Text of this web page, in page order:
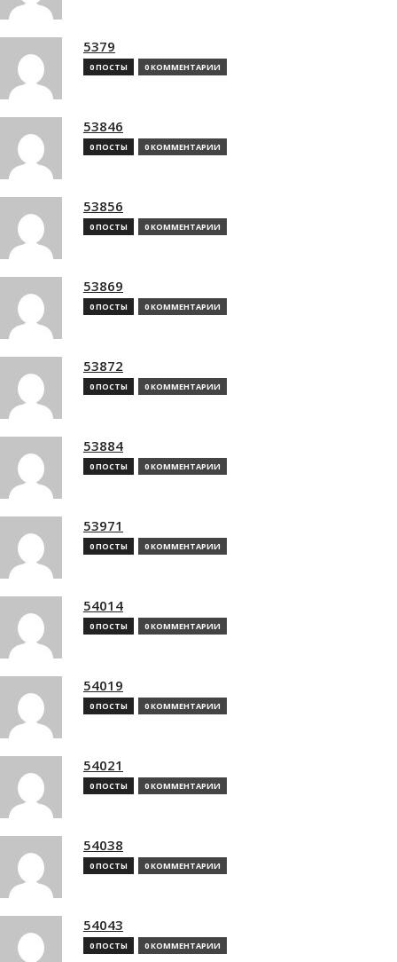
5379
0 ПОСТЫ 0 КОММЕНТАРИИ
53846
0 ПОСТЫ 0 КОММЕНТАРИИ
53856
0 ПОСТЫ 0 КОММЕНТАРИИ
53869
0 ПОСТЫ 0 КОММЕНТАРИИ
53872
0 ПОСТЫ 0 КОММЕНТАРИИ
53884
0 ПОСТЫ 0 КОММЕНТАРИИ
53971
0 ПОСТЫ 0 КОММЕНТАРИИ
54014
0 ПОСТЫ 0 КОММЕНТАРИИ
54019
0 ПОСТЫ 0 КОММЕНТАРИИ
54021
0 ПОСТЫ 0 КОММЕНТАРИИ
54038
0 ПОСТЫ 0 КОММЕНТАРИИ
54043
0 ПОСТЫ 0 КОММЕНТАРИИ